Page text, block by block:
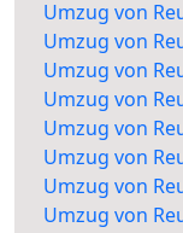
Umzug von
Umzug von
Umzug von
Umzug von
Umzug von
Umzug von
Umzug von
Umzug von